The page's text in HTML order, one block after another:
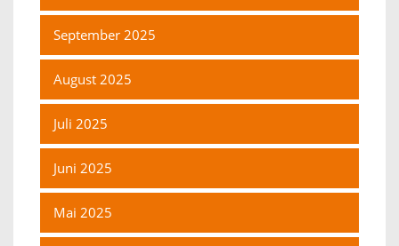
September 2025
August 2025
Juli 2025
Juni 2025
Mai 2025